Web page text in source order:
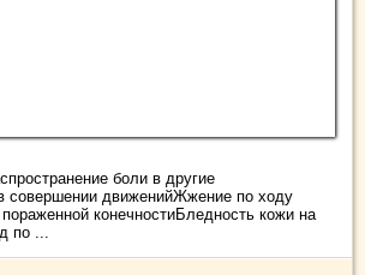
боли в другие
совершении движенийЖжение по ходу
конечностиБледность кожи на
по ...